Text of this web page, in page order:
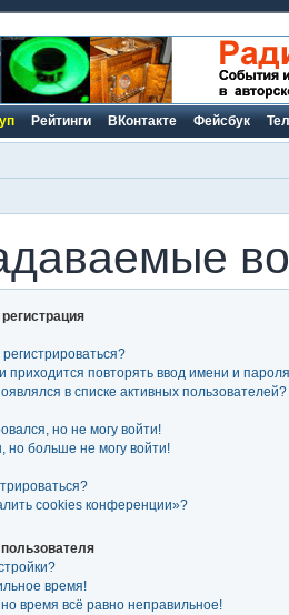
Рейтинги ВКонтакте Фейсбук
приходится повторять ввод имени и
в списке активных пользователей?
но не могу войти!
но больше не могу войти!
cookies конференции»?
время!
время всё равно неправильное!